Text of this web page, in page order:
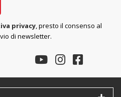
privacy , presto il consenso al
di newsletter.